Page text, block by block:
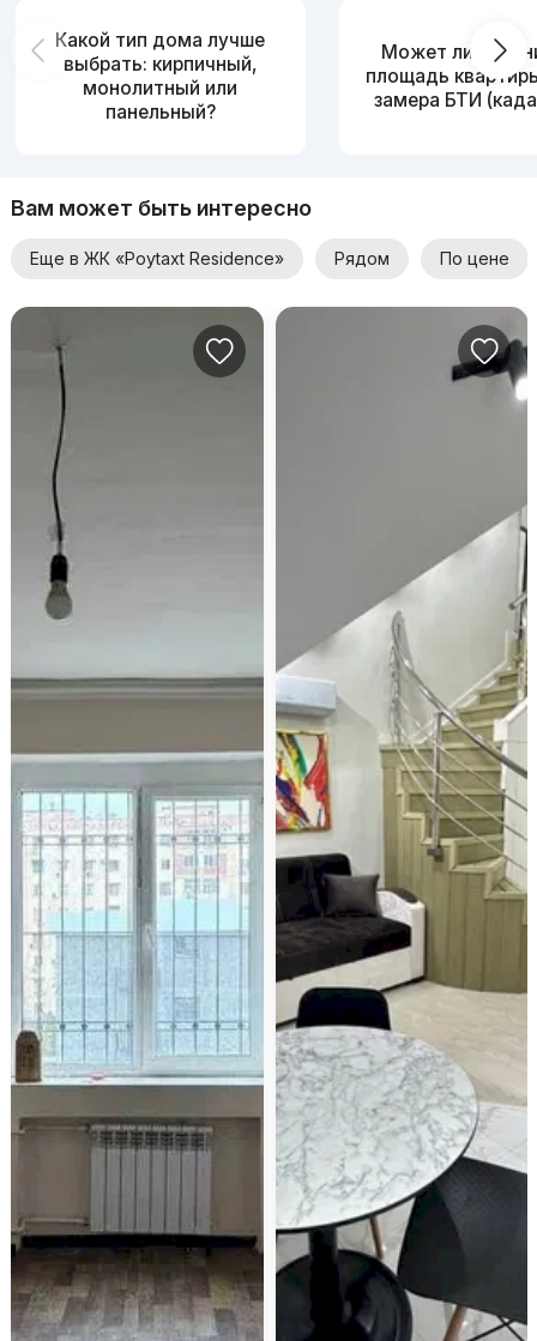
Какой тип дома лучше
выбрать: кирпичный,
монолитный или
панельный?
Может ли
площадь
замера БТИ
Вам может быть интересно
Еще в ЖК «Poytaxt Residence» Рядом По цене